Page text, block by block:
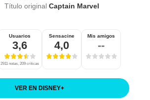
Título originalCaptain Marvel
Usuarios
3,6
2911 notas, 209 críticas
Sensacine
4,0
Mis amigos
--
VER EN DISNEY+